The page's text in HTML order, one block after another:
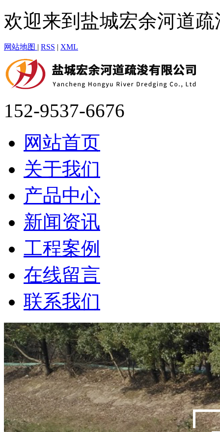
欢迎来到盐城宏余河道
网站地图 | RSS | XML
152-9537-6676
网站首页
关于我们
产品中心
新闻资讯
工程案例
在线留言
联系我们